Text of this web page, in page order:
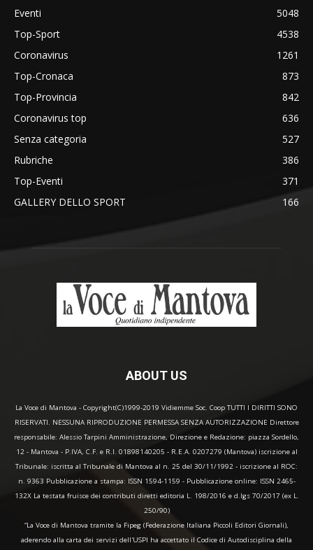
Eventi
5048
Top-Sport
4538
Coronavirus
1261
Top-Cronaca
873
Top-Provincia
842
Coronavirus top
636
Senza categoria
527
Rubriche
386
Top-Eventi
371
GALLERY DELLO SPORT
166
ABOUT US
La Voce di Mantova - Copyright(C)1999-2019 Vidiemme Soc. Coop TUTTI I DIRITTI SONO
RISERVATI. NESSUNA RIPRODUZIONE PERMESSA SENZA AUTORIZZAZIONE Direttore
responsabile: Alessio Tarpini Amministrazione, Direzione e Redazione: piazza Sordello,
12 - Mantova - P.IVA, C.F. e R.I. 01898140205 - R.E.A. 0207279 (Mantova) iscrizione al
Tribunale: iscritta al Tribunale di Mantova al n. 25 del 30/11/1992 - iscrizione al ROC:
n. 9363 Pubblicazione a stampa: ISSN 1594-1159 - Pubblicazione online: ISSN 2465-
132X La testata fruisce dei contributi diretti editoria L. 198/2016 e d.lgs 70/2017 (ex L.
250/90)
“La Voce di Mantova tramite la Fipeg (Federazione Italiana Piccoli Editori Giornali),
aderendo alla carta dei servizi dell'USPI ha accettato il Codice di Autodisciplina della